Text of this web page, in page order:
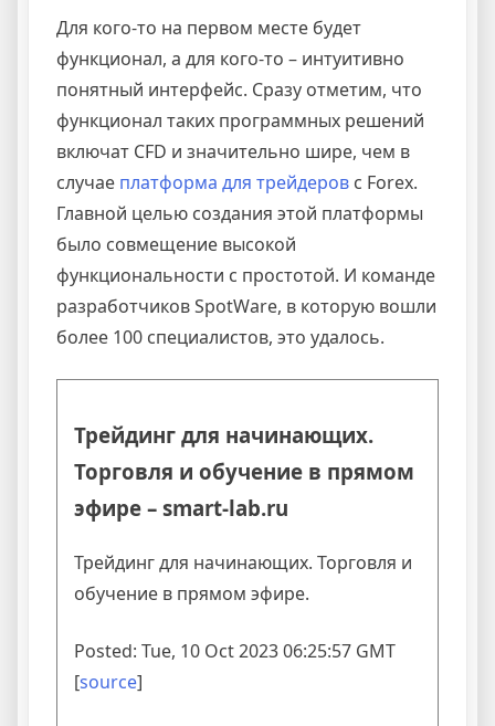
Для кого-то на первом месте будет
функционал, а для кого-то – интуитивно
понятный интерфейс. Сразу отметим, что
функционал таких программных решений
включат CFD и значительно шире, чем в
случае платформа для трейдеров с Forex.
Главной целью создания этой платформы
было совмещение высокой
функциональности с простотой. И команде
разработчиков SpotWare, в которую вошли
более 100 специалистов, это удалось.
Трейдинг для начинающих.
Торговля и обучение в прямом
эфире – smart-lab.ru
Трейдинг для начинающих. Торговля и
обучение в прямом эфире.
Posted: Tue, 10 Oct 2023 06:25:57 GMT
[source]